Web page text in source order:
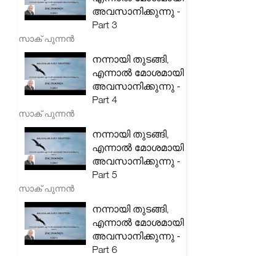
അവസാനിക്കുന്നു -
Part 3
സാക് പുന്നൻ
നന്നായി തുടങ്ങി,
എന്നാൽ മോശമായി
അവസാനിക്കുന്നു -
Part 4
സാക് പുന്നൻ
നന്നായി തുടങ്ങി,
എന്നാൽ മോശമായി
അവസാനിക്കുന്നു -
Part 5
സാക് പുന്നൻ
നന്നായി തുടങ്ങി,
എന്നാൽ മോശമായി
അവസാനിക്കുന്നു -
Part 6